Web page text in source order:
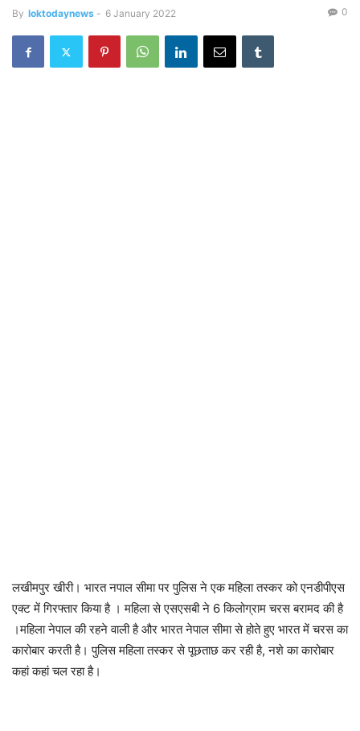
By loktodaynews - 6 January 2022 0
लखीमपुर खीरी। भारत नपाल सीमा पर पुलिस ने एक महिला तस्कर को एनडीपीएस
एक्ट में गिरफ्तार किया है । महिला से एसएसबी ने 6 किलोग्राम चरस बरामद की है
।महिला नेपाल की रहने वाली है और भारत नेपाल सीमा से होते हुए भारत में चरस का
कारोबार करती है। पुलिस महिला तस्कर से पूछताछ कर रही है, नशे का कारोबार
कहां कहां चल रहा है।